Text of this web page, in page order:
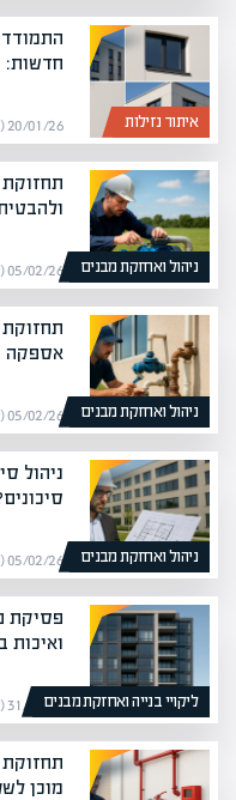
איתור נזילות
חדשות:
20/01/26 (ב׳ שבט תשפ״ו) | מערכת אפיק
ניהול ואחזקת מבנים 05/02/26 (י״ח שבט תשפ״ו) | מערכת אפיק
ניהול ואחזקת מבנים
תחזוקת
אספקה
05/02/26 (י״ח שבט תשפ״ו) | מערכת אפיק
ניהול ואחזקת מבנים
ניהול
05/02/26 (י״ח שבט תשפ״ו) | מערכת אפיק
ליקויי בנייה ואחזקת מבנים
פסיקת
ואיכות
31/12/25 (י״א טבת תשפ״ו) | מערכת אפיק
תחזוקת
מוכן